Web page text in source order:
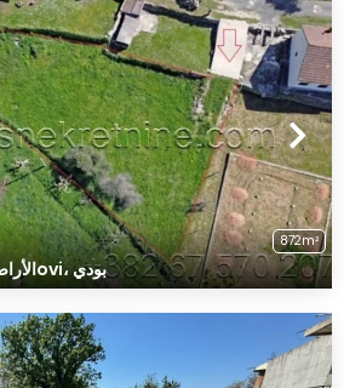
872m²
الأراضي الحضرية في هيرسيغ نovi، بودي